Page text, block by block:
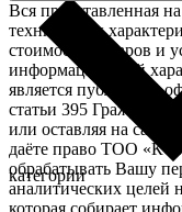
категории
Вся представленная
технических
стоимости товаров и
информационный
является публичной
статьи 395
или оставляя на
даёте право ТОО
обрабатывать Вашу
аналитических целей